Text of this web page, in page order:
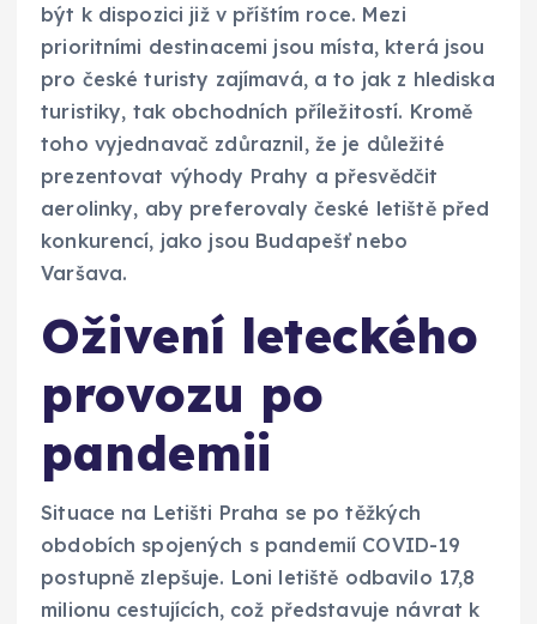
být k dispozici již v příštím roce. Mezi
prioritními destinacemi jsou místa, která jsou
pro české turisty zajímavá, a to jak z hlediska
turistiky, tak obchodních příležitostí. Kromě
toho vyjednavač zdůraznil, že je důležité
prezentovat výhody Prahy a přesvědčit
aerolinky, aby preferovaly české letiště před
konkurencí, jako jsou Budapešť nebo
Varšava.
Oživení leteckého
provozu po
pandemii
Situace na Letišti Praha se po těžkých
obdobích spojených s pandemií COVID-19
postupně zlepšuje. Loni letiště odbavilo 17,8
milionu cestujících, což představuje návrat k